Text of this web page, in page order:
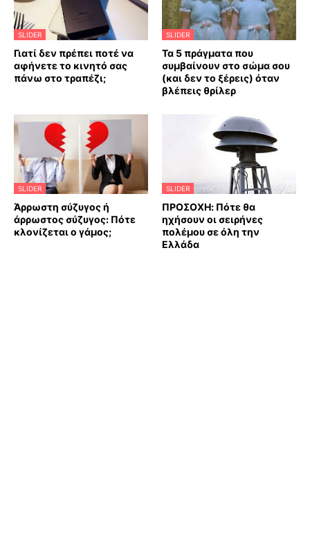
SLIDER
Γιατί δεν πρέπει ποτέ να
αφήνετε το κινητό σας
πάνω στο τραπέζι;
SLIDER
Τα 5 πράγματα που
συμβαίνουν στο σώμα σου
(και δεν το ξέρεις) όταν
βλέπεις θρίλερ
SLIDER
Άρρωστη σύζυγος ή
άρρωστος σύζυγος: Πότε
κλονίζεται ο γάμος;
SLIDER
ΠΡΟΣΟΧΗ: Πότε θα
ηχήσουν οι σειρήνες
πολέμου σε όλη την
Ελλάδα